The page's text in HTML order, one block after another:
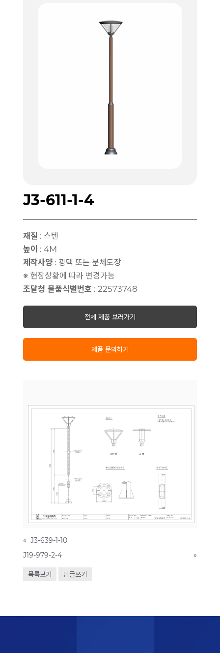
J3-611-1-4
재질 : 스텐
높이 : 4M
제작사양: 광택 또는 분체도장
※ 현장상황에 따라 변경가능
조달청 물품식별번호 : 22573748
전체 제품 보러가기
제품 문의하기
« J3-639-1-10
J19-979-2-4
»
목록보기 답글쓰기